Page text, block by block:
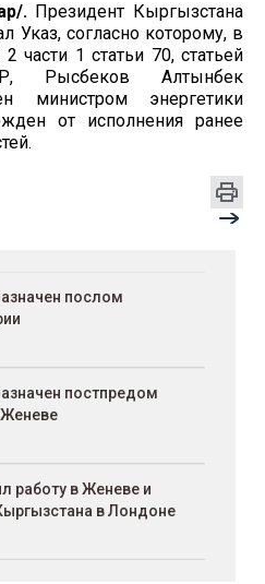
.Президент Кыргызстана
Указ, согласно которому, в
части 1 статьи 70, статьей
Рысбеков Алтынбек
министром энергетики
от исполнения ранее
послом
постпредом
работу в Женеве и
в Лондоне